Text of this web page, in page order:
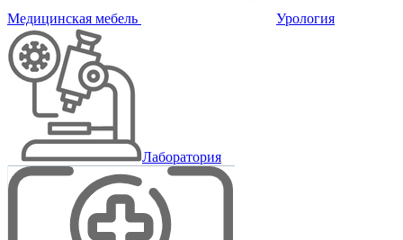
Медицинская мебель Урология
Лаборатория